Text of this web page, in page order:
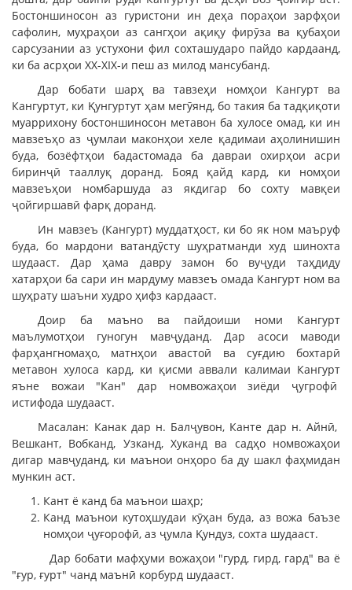
Бостоншиносон аз гуристони ин деҳа пораҳои зарфҳои
сафолин, муҳраҳои аз сангҳои ақиқу фирӯза ва қубаҳои
сарсузании аз устухони фил сохташударо пайдо кардаанд,
ки ба асрҳои XX-XIX-и пеш аз милод мансубанд.
Дар бобати шарҳ ва тавзеҳи номҳои Кангурт ва
Кангуртут, ки Қунгуртут ҳам мегӯянд, бо такия ба тадқиқоти
муаррихону бостоншиносон метавон ба хулосе омад, ки ин
мавзеъҳо аз ҷумлаи маконҳои хеле қадимаи аҳолинишин
буда, бозёфтҳои бадастомада ба давраи охирҳои асри
биринҷӣ тааллуқ доранд. Бояд қайд кард, ки номҳои
мавзеъҳои номбаршуда аз якдигар бо сохту мавқеи
ҷойгиршавӣ фарқ доранд.
Ин мавзеъ (Кангурт) муддатҳост, ки бо як ном маъруф
буда, бо мардони ватандӯсту шуҳратманди худ шинохта
шудааст. Дар ҳама давру замон бо вуҷуди таҳдиду
хатарҳои ба сари ин мардуму мавзеъ омада Кангурт ном ва
шуҳрату шаъни худро ҳифз кардааст.
Доир ба маъно ва пайдоиши номи Кангурт
маълумотҳои гуногун мавҷуданд. Дар асоси маводи
фарҳангномаҳо, матнҳои авастоӣ ва суғдию бохтарӣ
метавон хулоса кард, ки қисми аввали калимаи Кангурт
яъне вожаи "Кан" дар номвожаҳои зиёди ҷугрофӣ
истифода шудааст.
Масалан: Канак дар н. Балҷувон, Канте дар н. Айнӣ,
Вешкант, Вобканд, Узканд, Хуканд ва садҳо номвожаҳои
дигар мавҷуданд, ки маънои онҳоро ба ду шакл фаҳмидан
мункин аст.
Кант ё канд ба маънои шаҳр;
Канд маънои кутоҳшудаи кӯҳан буда, аз вожа баъзе
номҳои ҷуғорофӣ, аз ҷумла Қундуз, сохта шудааст.
Дар бобати мафҳуми вожаҳои "гурд, гирд, гард" ва ё
"ғур, ғурт" чанд маънӣ корбурд шудааст.